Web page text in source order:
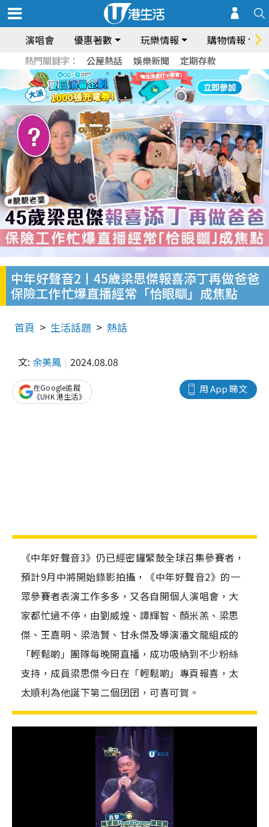
演唱會 優惠著數 玩樂情報 購物情報
熱門關鍵字： 公屋熱話 娛樂新聞 定期存款
中年好聲音2丨45歲梁思傑報喜添丁再做爸爸
保險工作忙爆直播經常「恰眼瞓」成焦點
首頁 生活話題 熱話
文: 余美鳳 2024.08.08
用 App 睇文
在Google追蹤
《UHK 港生活》
《中年好聲音3》仍已經密鑼緊鼓全球召集參賽者，
預計9月中將開始錄影拍攝，《中年好聲音2》的一
眾參賽者表演工作多多，又各自開個人演唱會，大
家都忙過不停，由劉威煌、譚輝智、顏米羔、梁思
傑、王嘉明、梁浩賢、甘永傑及導演潘文龍組成的
「輕鬆啲」團隊每晚開直播，成功吸納到不少粉絲
支持，成員梁思傑今日在「輕鬆啲」專頁報喜，太
太順利為他誕下第二個囝囝，可喜可賀。